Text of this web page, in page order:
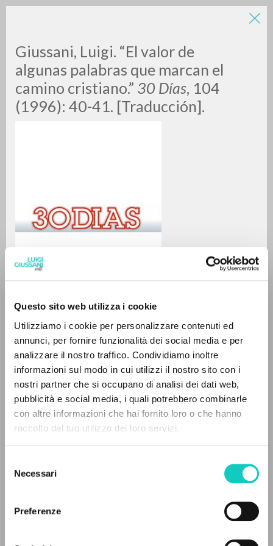
Questo sito web utilizza i cookie
Utilizziamo i cookie per personalizzare contenuti ed
annunci, per fornire funzionalità dei social media e per
analizzare il nostro traffico. Condividiamo inoltre
informazioni sul modo in cui utilizzi il nostro sito con i
nostri partner che si occupano di analisi dei dati web,
pubblicità e social media, i quali potrebbero combinarle
con altre informazioni che hai fornito loro o che hanno
raccolto dal tuo utilizzo dei loro servizi.
delNecessari
Preferenze
Giussani, Luigi. “El valor de
algunas palabras que marcan el
camino cristiano.” 30 Días, 104
(1996): 40-41. [Traducción].
30 Dias
1996
Páginas: 2
DISPONIBLE
LUIGI
GIUSSANI
BÚSQUEDA AVANZADA »
0DOCUMENTOS ENCONTRADOS
RESULTADOS SUCESIVOS